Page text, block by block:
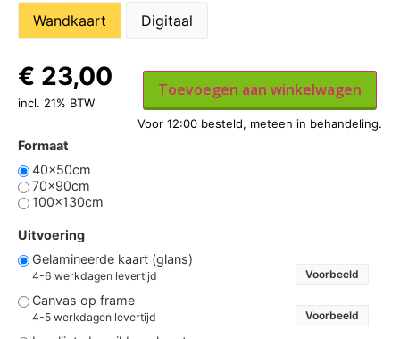
Wandkaart Digitaal
Formaat
40x50cm
70x90cm
100x130cm
Uitvoering
Gelamineerde kaart (glans)
4-6 werkdagen levertijd Voorbeeld
Canvas op frame
4-5 werkdagen levertijd Voorbeeld
€ 23,00
incl. 21% BTW
Toevoegen aan winkelwagen